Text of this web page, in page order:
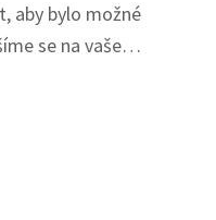
aby bylo možné
se na vaše